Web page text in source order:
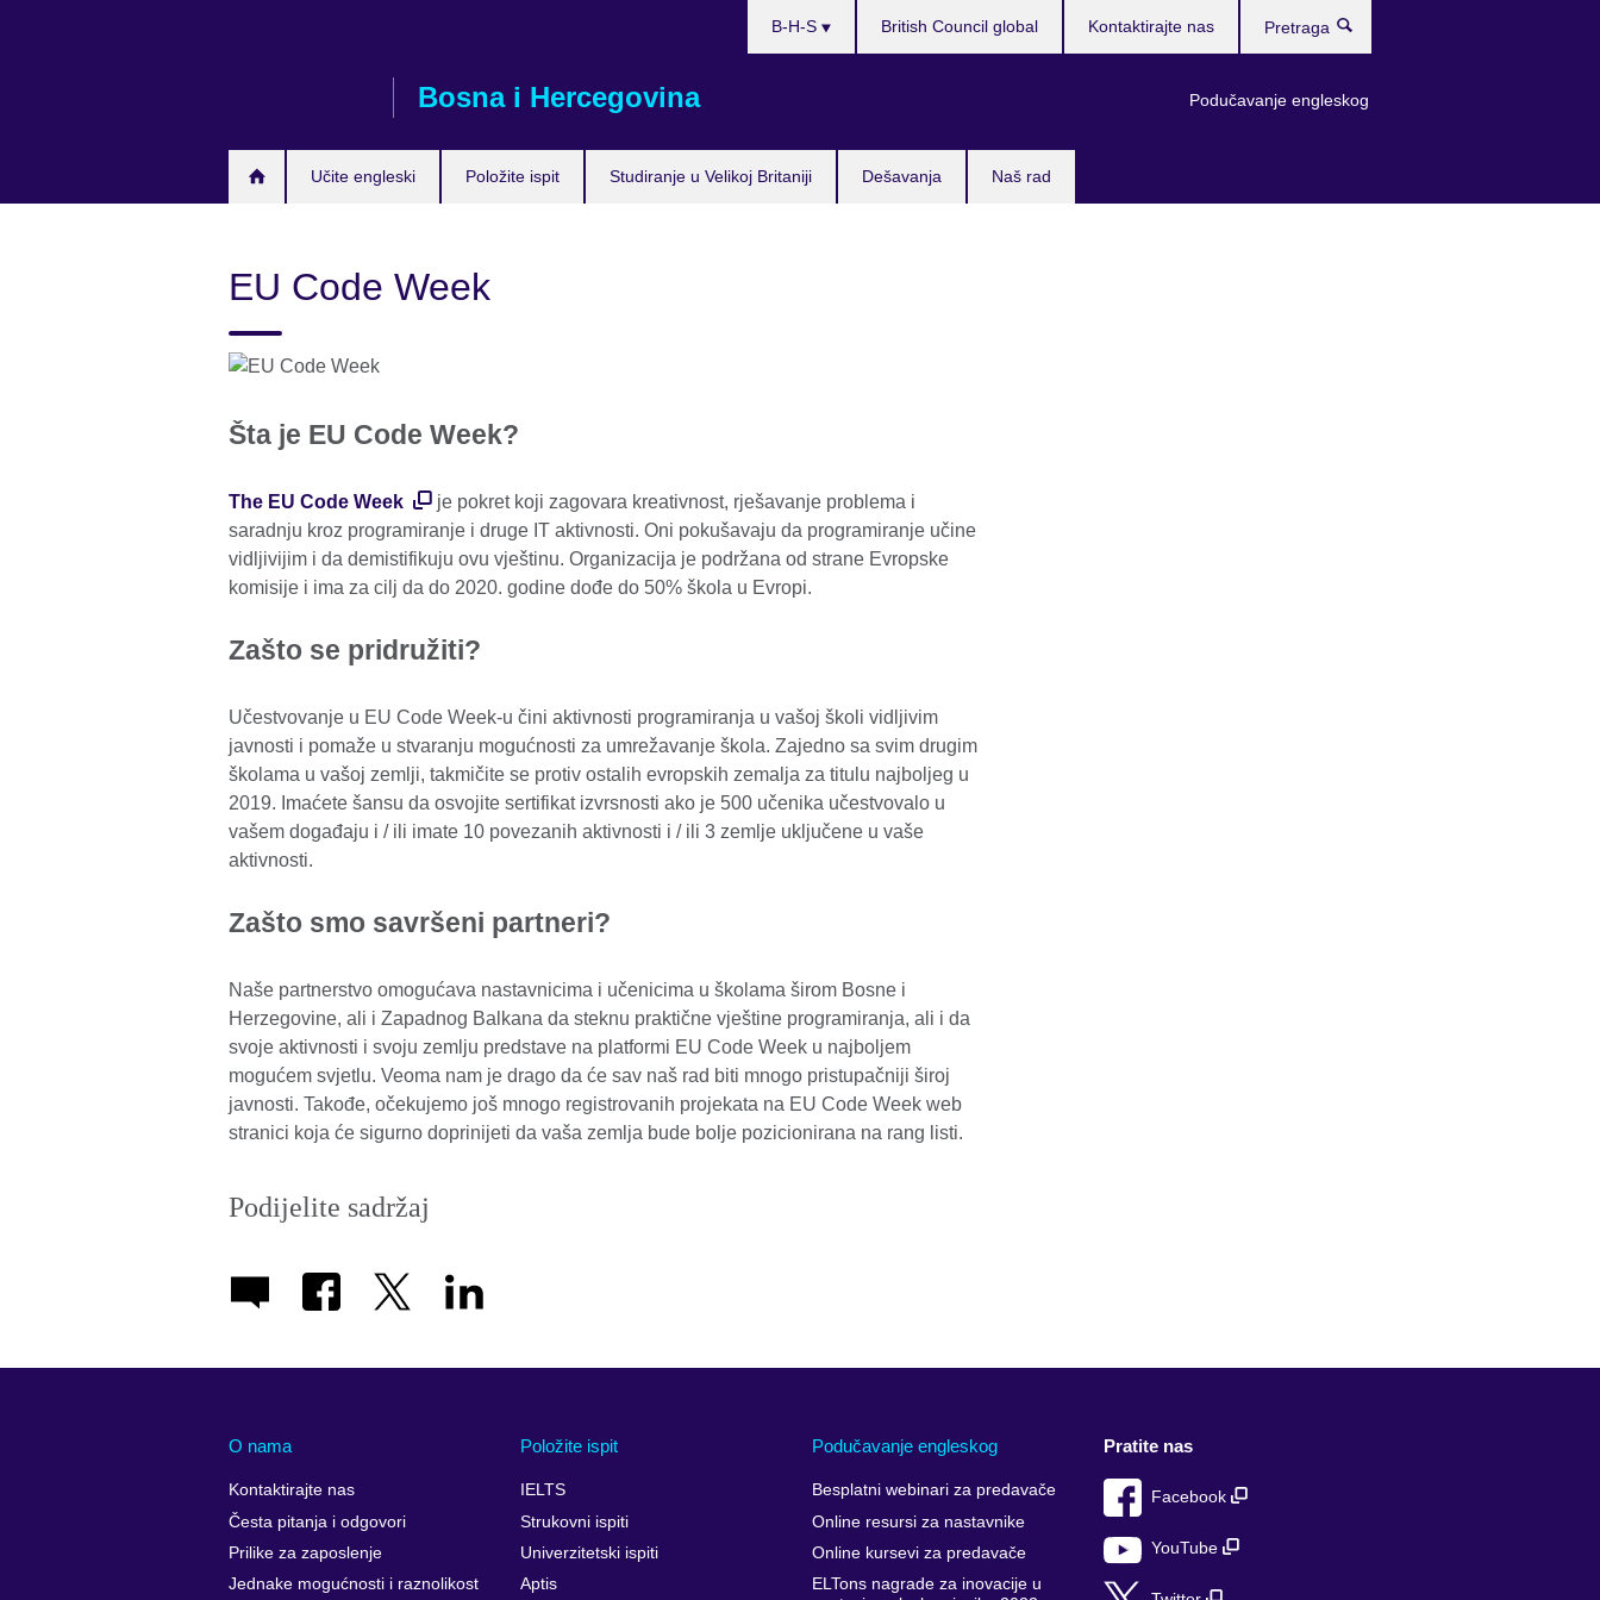
Bosna i Hercegovina
Učite engleski Položite ispit Studiranje u Velikoj Britaniji Dešavanja Naš rad
B-H-S
Podučavanje engleskog
British Council global Kontaktirajte nas
EU Code Week
Šta je EU Code Week?
The EU Code Week
je pokret koji zagovara kreativnost, rješavanje problema i
saradnju kroz programiranje i druge IT aktivnosti. Oni pokušavaju da programiranje učine
vidljivijim i da demistifikuju ovu vještinu. Organizacija je podržana od strane Evropske
komisije i ima za cilj da do 2020. godine dođe do 50% škola u Evropi.
Zašto se pridružiti?
Učestvovanje u EU Code Week-u čini aktivnosti programiranja u vašoj školi vidljivim
javnosti i pomaže u stvaranju mogućnosti za umrežavanje škola. Zajedno sa svim drugim
školama u vašoj zemlji, takmičite se protiv ostalih evropskih zemalja za titulu najboljeg u
2019. Imaćete šansu da osvojite sertifikat izvrsnosti ako je 500 učenika učestvovalo u
vašem događaju i / ili imate 10 povezanih aktivnosti i / ili 3 zemlje uključene u vaše
aktivnosti.
Zašto smo savršeni partneri?
Naše partnerstvo omogućava nastavnicima i učenicima u školama širom Bosne i
Herzegovine, ali i Zapadnog Balkana da steknu praktične vještine programiranja, ali i da
svoje aktivnosti i svoju zemlju predstave na platformi EU Code Week u najboljem
mogućem svjetlu. Veoma nam je drago da će sav naš rad biti mnogo pristupačniji široj
javnosti. Takođe, očekujemo još mnogo registrovanih projekata na EU Code Week web
stranici koja će sigurno doprinijeti da vaša zemlja bude bolje pozicionirana na rang listi.
Podijelite sadržaj
O nama
Kontaktirajte nas
Česta pitanja i odgovori
Prilike za zaposlenje
Jednake mogućnosti i raznolikost
Položite ispit
IELTS
Strukovni ispiti
Univerzitetski ispiti
Aptis
Podučavanje engleskog
Besplatni webinari za predavače
Online resursi za nastavnike
Online kursevi za predavače
ELTons nagrade za inovacije u
Pratite nas
Facebook
YouTube